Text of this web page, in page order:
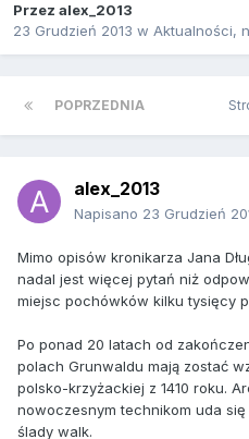
Przez alex_2013
23 Grudzień 2013 w Aktualności,
POPRZEDNIA
alex_2013
Napisano 23 Grudzień
Mimo opisów kronikarza Jana
nadal jest więcej pytań niż
miejsc pochówków kilku tysięcy
Po ponad 20 latach od
polach Grunwaldu mają zostać
polsko-krzyżackiej z 1410 roku.
nowoczesnym technikom uda
ślady walk.